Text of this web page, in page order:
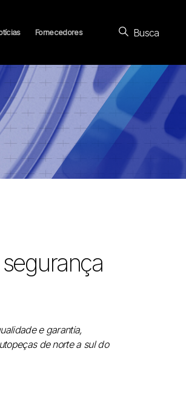
Fornecedores Busca
e garantia,
de norte a sul do